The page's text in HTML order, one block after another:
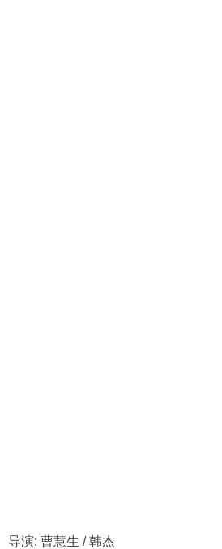
导演: 曹慧生 / 韩杰